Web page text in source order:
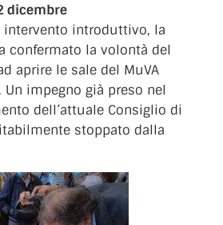
dicembre
intervento introduttivo, la
confermato la volontà del
aprire le sale del MuVA
. Un impegno già preso nel
dell’attuale Consiglio di
stoppato dalla